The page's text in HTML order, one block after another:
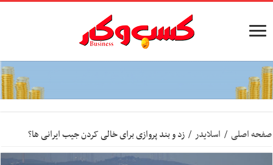
صفحه اصلی / اسلایدر / زد و بند پروازی برای خالی کردن جیب ایرانی ها؟